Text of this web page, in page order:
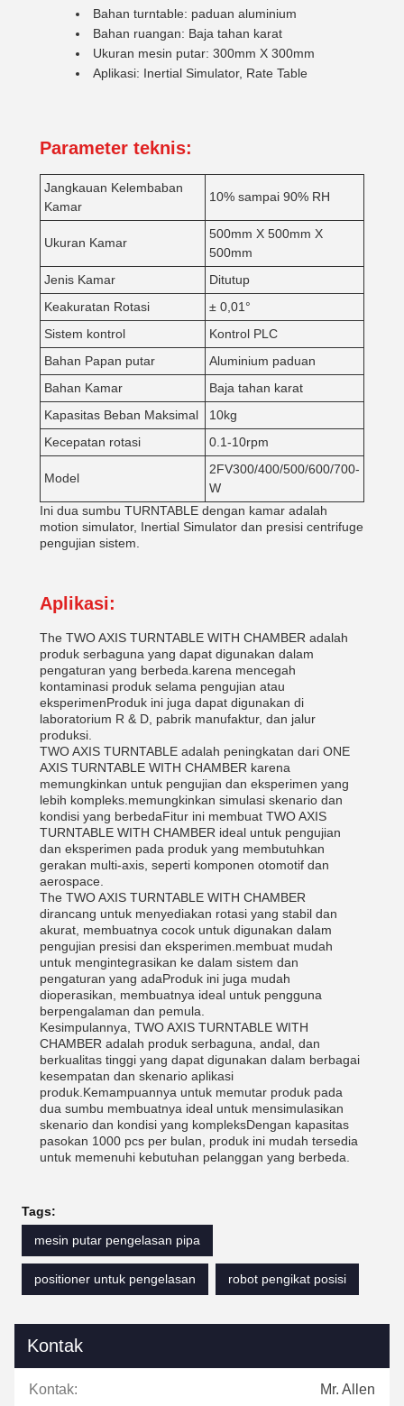
Bahan turntable: paduan aluminium
Bahan ruangan: Baja tahan karat
Ukuran mesin putar: 300mm X 300mm
Aplikasi: Inertial Simulator, Rate Table
Parameter teknis:
Jangkauan Kelembaban
Kamar
10% sampai 90% RH
Ukuran Kamar
500mm X 500mm X
500mm
Jenis Kamar
Ditutup
Keakuratan Rotasi
± 0,01°
Sistem kontrol
Kontrol PLC
Bahan Papan putar
Aluminium paduan
Bahan Kamar
Baja tahan karat
Kapasitas Beban Maksimal
10kg
Kecepatan rotasi
0.1-10rpm
Model
2FV300/400/500/600/700-
W
Ini dua sumbu TURNTABLE dengan kamar adalah
motion simulator, Inertial Simulator dan presisi centrifuge
pengujian sistem.
Aplikasi:
The TWO AXIS TURNTABLE WITH CHAMBER adalah
produk serbaguna yang dapat digunakan dalam
pengaturan yang berbeda.karena mencegah
kontaminasi produk selama pengujian atau
eksperimenProduk ini juga dapat digunakan di
laboratorium R & D, pabrik manufaktur, dan jalur
produksi.
TWO AXIS TURNTABLE adalah peningkatan dari ONE
AXIS TURNTABLE WITH CHAMBER karena
memungkinkan untuk pengujian dan eksperimen yang
lebih kompleks.memungkinkan simulasi skenario dan
kondisi yang berbedaFitur ini membuat TWO AXIS
TURNTABLE WITH CHAMBER ideal untuk pengujian
dan eksperimen pada produk yang membutuhkan
gerakan multi-axis, seperti komponen otomotif dan
aerospace.
The TWO AXIS TURNTABLE WITH CHAMBER
dirancang untuk menyediakan rotasi yang stabil dan
akurat, membuatnya cocok untuk digunakan dalam
pengujian presisi dan eksperimen.membuat mudah
untuk mengintegrasikan ke dalam sistem dan
pengaturan yang adaProduk ini juga mudah
dioperasikan, membuatnya ideal untuk pengguna
berpengalaman dan pemula.
Kesimpulannya, TWO AXIS TURNTABLE WITH
CHAMBER adalah produk serbaguna, andal, dan
berkualitas tinggi yang dapat digunakan dalam berbagai
kesempatan dan skenario aplikasi
produk.Kemampuannya untuk memutar produk pada
dua sumbu membuatnya ideal untuk mensimulasikan
skenario dan kondisi yang kompleksDengan kapasitas
pasokan 1000 pcs per bulan, produk ini mudah tersedia
untuk memenuhi kebutuhan pelanggan yang berbeda.
Tags:
mesin putar pengelasan pipa
positioner untuk pengelasan robot pengikat posisi
Kontak
Kontak: Mr. Allen